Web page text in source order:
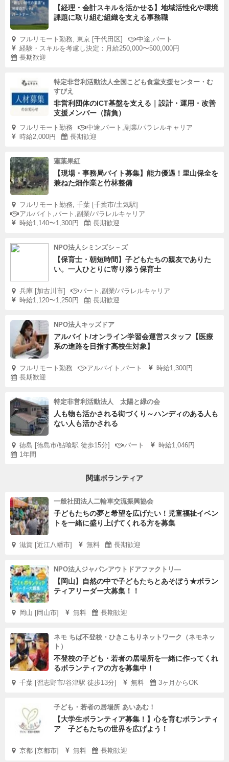
【経理・会計スキルを活かせる】地域活性化や環境
課題に取り組む組織を支える事務職
フルリモート勤務, 東京 [千代田区]
中途,パート
経験・スキルを考慮し決定：月給250,000〜500,000円
長期歓迎
特定非営利活動法人全国こども食堂支援センター・む
すびえ
非営利団体のICT基盤を支える｜設計・運用・改善
支援メンバー（請負）
フルリモート勤務
中途,パート,副業/パラレルキャリア
時給2,000円
長期歓迎
蓮葉果紅
【現場・事務局バイト募集】能力優遇！里山保全を
兼ねた畑作業と竹林整備
フルリモート勤務, 千葉 [千葉市/土気駅]
アルバイト,パート,副業/パラレルキャリア
時給1,140〜1,300円
長期歓迎
NPO法人シミンズシ－ズ
【保育士・朝短時間】子どもたちの親友でありた
い。一人ひとりに寄り添う保育士
兵庫 [加古川市]
パート,副業/パラレルキャリア
時給1,120〜1,250円
長期歓迎
NPO法人キッズドア
アルバイト/オンライン学習会運営スタッフ【医療
系の進路を目指す高校生対象】
フルリモート勤務 アルバイト,パート
時給1,300円
長期歓迎
特定非営利活動法人 太陽と緑の会
人も物も活かされる街づくり～ハンディのある人も
ない人も活かされる
徳島 [徳島市/鮎喰駅 徒歩15分] パート
時給1,046円
1年間
関連ボランティア
一般社団法人二輪車交流振興協会
子どもたちの夢と希望を広げたい！児童福祉イベン
トを一緒に盛り上げてくれる方を募集
滋賀 [近江八幡市] 無料 長期歓迎
NPO法人ジャパンアウトドアファクトリ―
【岡山】自然の中で子どもたちとあそぼう★ボラン
ティアリーダー大募集！！
岡山 [岡山市] 無料 長期歓迎
ネモ ちば不登校・ひきこもりネットワーク（ネモネッ
ト）
不登校の子ども・若者の居場所を一緒に作ってくれ
るボランティアの方を募集中！
千葉 [習志野市/谷津駅 徒歩13分] 無料 3ヶ月からOK
子ども・若者の居場所 あいあむ！
【大学生ボランティア募集！】心を育むボランティ
ア 子どもたちの世界を広げよう！
京都 [京都市] 無料 長期歓迎